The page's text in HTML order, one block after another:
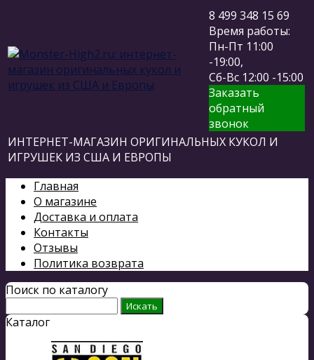
8 499 348 15 69
Время работы:
Пн-Пт 11:00
-19:00,
Сб-Вс 12:00 -15:00
Заказать
обратный
звонок
ИНТЕРНЕТ-МАГАЗИН ОРИГИНАЛЬНЫХ КУКОЛ И
ИГРУШЕК ИЗ США И ЕВРОПЫ
Главная
О магазине
Доставка и оплата
Контакты
Отзывы
Политика возврата
Поиск по каталогу
Каталог